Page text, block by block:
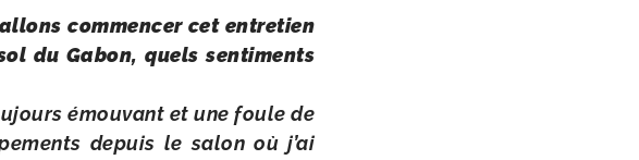
com­men­cer cet entre­tien
du Gabon, quels sen­ti­ments
émou­vant et une foule de
depuis le salon où j’ai